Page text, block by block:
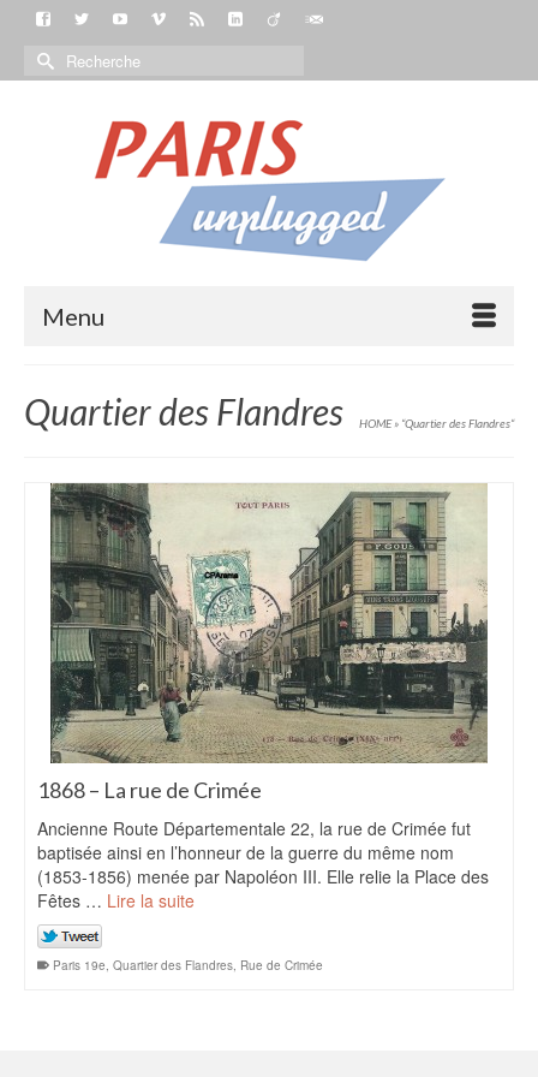
Menu
Quartier des Flandres HOME» “Quartier des Flandres“
1868 – La rue de Crimée
Ancienne Route Départementale 22, la rue de Crimée fut
baptisée ainsi en l’honneur de la guerre du même nom
(1853-1856) menée par Napoléon III. Elle relie la Place des
Fêtes … Lire la suite
Paris 19e, Quartier des Flandres, Rue de Crimée